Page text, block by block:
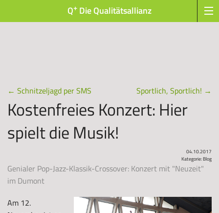
Q+ Die Qualitätsallianz
← Schnitzeljagd per SMS Sportlich, Sportlich! →
Kostenfreies Konzert: Hier
spielt die Musik!
04.10.2017
Kategorie:Blog
Genialer Pop-Jazz-Klassik-Crossover: Konzert mit "Neuzeit"
im Dumont
Am 12.